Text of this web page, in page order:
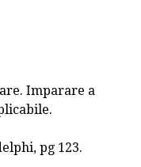
Imparare a
pg 123.